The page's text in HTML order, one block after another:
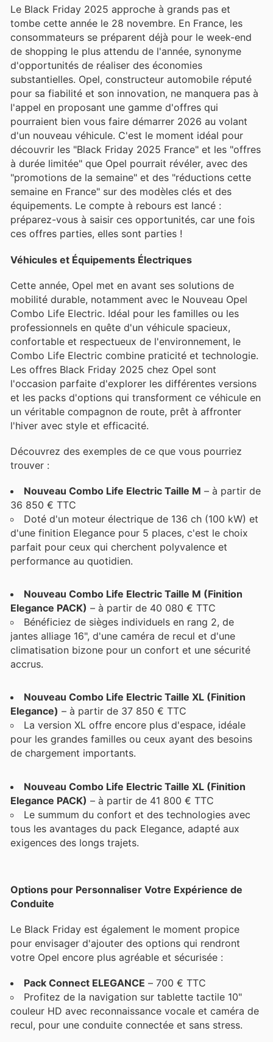
Le Black Friday 2025 approche à grands pas et
tombe cette année le 28 novembre. En France, les
consommateurs se préparent déjà pour le week-end
de shopping le plus attendu de l'année, synonyme
d'opportunités de réaliser des économies
substantielles. Opel, constructeur automobile réputé
pour sa fiabilité et son innovation, ne manquera pas à
l'appel en proposant une gamme d'offres qui
pourraient bien vous faire démarrer 2026 au volant
d'un nouveau véhicule. C'est le moment idéal pour
découvrir les "Black Friday 2025 France" et les "offres
à durée limitée" que Opel pourrait révéler, avec des
"promotions de la semaine" et des "réductions cette
semaine en France" sur des modèles clés et des
équipements. Le compte à rebours est lancé :
préparez-vous à saisir ces opportunités, car une fois
ces offres parties, elles sont parties !
Véhicules et Équipements Électriques
Cette année, Opel met en avant ses solutions de
mobilité durable, notamment avec le Nouveau Opel
Combo Life Electric. Idéal pour les familles ou les
professionnels en quête d'un véhicule spacieux,
confortable et respectueux de l'environnement, le
Combo Life Electric combine praticité et technologie.
Les offres Black Friday 2025 chez Opel sont
l'occasion parfaite d'explorer les différentes versions
et les packs d'options qui transforment ce véhicule en
un véritable compagnon de route, prêt à affronter
l'hiver avec style et efficacité.
Découvrez des exemples de ce que vous pourriez
trouver :
Nouveau Combo Life Electric Taille M – à partir de
36 850 € TTC
Doté d'un moteur électrique de 136 ch (100 kW) et
d'une finition Elegance pour 5 places, c'est le choix
parfait pour ceux qui cherchent polyvalence et
performance au quotidien.
Nouveau Combo Life Electric Taille M (Finition
Elegance PACK) – à partir de 40 080 € TTC
Bénéficiez de sièges individuels en rang 2, de
jantes alliage 16", d'une caméra de recul et d'une
climatisation bizone pour un confort et une sécurité
accrus.
Nouveau Combo Life Electric Taille XL (Finition
Elegance) – à partir de 37 850 € TTC
La version XL offre encore plus d'espace, idéale
pour les grandes familles ou ceux ayant des besoins
de chargement importants.
Nouveau Combo Life Electric Taille XL (Finition
Elegance PACK) – à partir de 41 800 € TTC
Le summum du confort et des technologies avec
tous les avantages du pack Elegance, adapté aux
exigences des longs trajets.
Options pour Personnaliser Votre Expérience de
Conduite
Le Black Friday est également le moment propice
pour envisager d'ajouter des options qui rendront
votre Opel encore plus agréable et sécurisée :
Pack Connect ELEGANCE – 700 € TTC
Profitez de la navigation sur tablette tactile 10"
couleur HD avec reconnaissance vocale et caméra de
recul, pour une conduite connectée et sans stress.